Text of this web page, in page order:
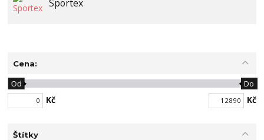
Sportex
Cena:
Kč
Od Do
Kč
Štítky